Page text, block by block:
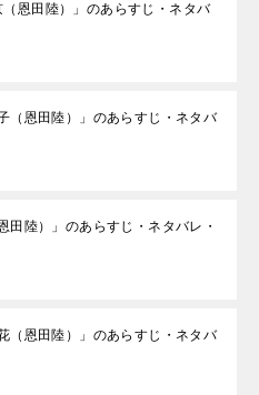
（恩田陸）」のあらすじ・ネタバ
（恩田陸）」のあらすじ・ネタバ
田陸）」のあらすじ・ネタバレ・
（恩田陸）」のあらすじ・ネタバ